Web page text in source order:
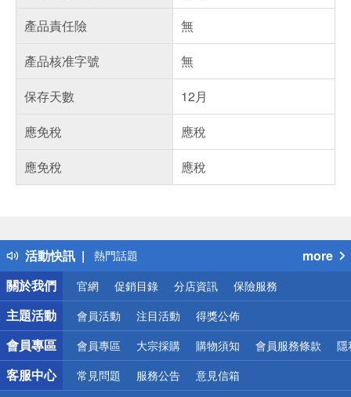
產品責任險
無
產品核准字號
無
保存天數
12月
應免稅
應稅
應免稅
應稅
活動快訊
得獎公告
熱門話題
銀行優惠
偏遠地區配送
詐騙網頁！請小心！
more
關於我們
官網 促銷目錄 分店資訊 保險服務
主題活動 會員活動 注目活動 得獎公佈
會員專區 會員專區 大宗採購 購物須知 會員服務條款 隱
客服中心 常見問題 服務公告 意見信箱